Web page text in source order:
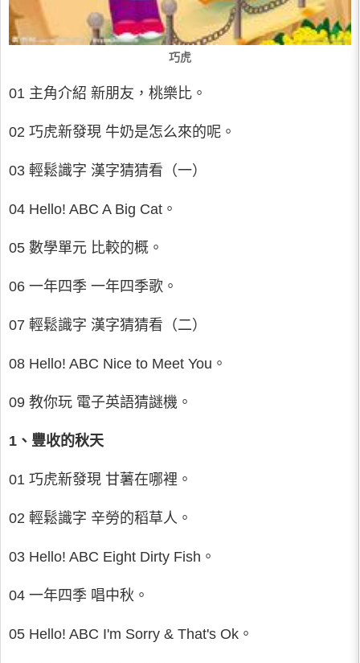
巧虎
01 主角介紹 新朋友，桃樂比。
02 巧虎新發現 牛奶是怎么來的呢。
03 輕鬆識字 漢字猜猜看（一）
04 Hello! ABC A Big Cat。
05 數學單元 比較的概。
06 一年四季 一年四季歌。
07 輕鬆識字 漢字猜猜看（二）
08 Hello! ABC Nice to Meet You。
09 教你玩 電子英語猜謎機。
1、豐收的秋天
01 巧虎新發現 甘薯在哪裡。
02 輕鬆識字 辛勞的稻草人。
03 Hello! ABC Eight Dirty Fish。
04 一年四季 唱中秋。
05 Hello! ABC I'm Sorry & That's Ok。